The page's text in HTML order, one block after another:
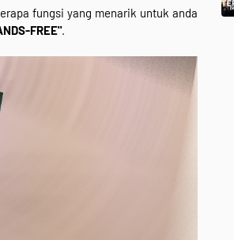
fungsi yang menarik untuk anda
FREE".